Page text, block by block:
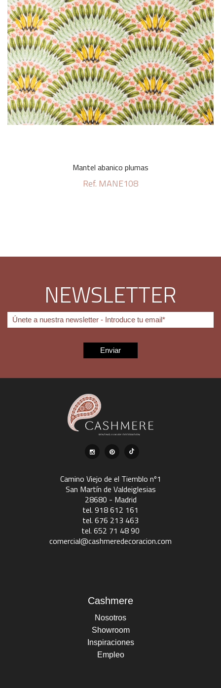
Mantel abanico plumas
Ref. MANE108
NEWSLETTER
Camino Viejo de el Tiemblo nº1
San Martín de Valdeiglesias
28680 - Madrid
tel. 918 612 161
tel. 676 213 463
tel. 652 71 48 90
comercial@cashmeredecoracion.com
Cashmere
Nosotros
Showroom
Inspiraciones
Empleo